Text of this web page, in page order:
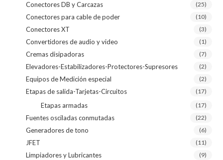
Conectores DB y Carcazas (25)
Conectores para cable de poder (10)
Conectores XT (3)
Convertidores de audio y video (1)
Cremas disipadoras (7)
Elevadores-Estabilizadores-Protectores-Supresores (2)
Equipos de Medición especial (2)
Etapas de salida-Tarjetas-Circuitos (17)
Etapas armadas (17)
Fuentes osciladas conmutadas (22)
Generadores de tono (6)
JFET (11)
Limpiadores y Lubricantes (9)